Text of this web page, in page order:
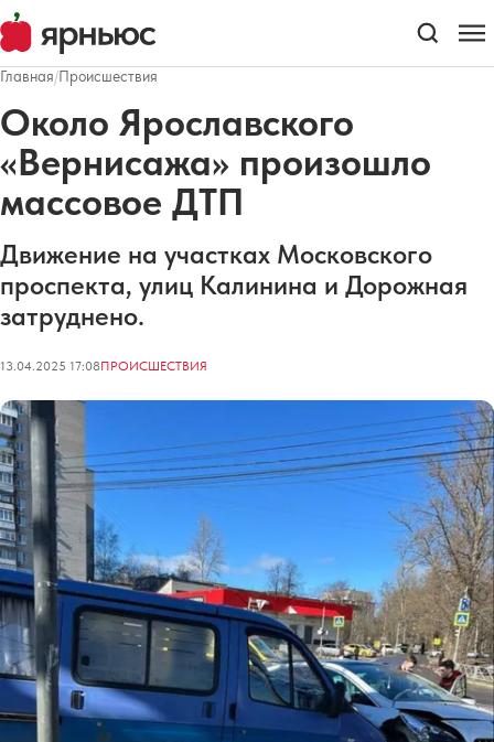
Главная/Происшествия
Около Ярославского
«Вернисажа» произошло
массовое ДТП
Движение на участках Московского
проспекта, улиц Калинина и Дорожная
затруднено.
13.04.2025 17:08ПРОИСШЕСТВИЯ